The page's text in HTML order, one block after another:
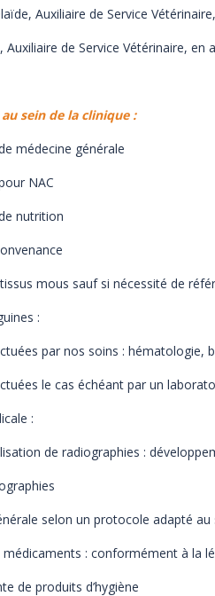
Auxiliaire de Service Vétérinaire,
de Service Vétérinaire, en
sein de la clinique :
générale
NAC
mous sauf si nécessité de
:
soins : hématologie,
par un laboratoire
:
: développement
un protocole adapté au
: conformément à la
produits d’hygiène